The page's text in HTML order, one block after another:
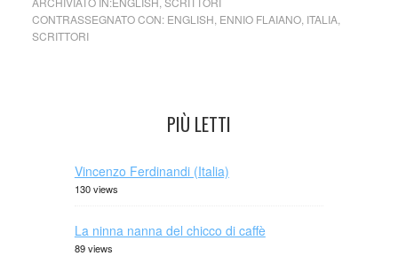
CONTRASSEGNATO CON: ENGLISH ENNIO FLAIANO, ITALIA,
SCRITTORI
PIÙ LETTI
Vincenzo Ferdinandi (Italia)
130 views
La ninna nanna del chicco di caffè
89 views